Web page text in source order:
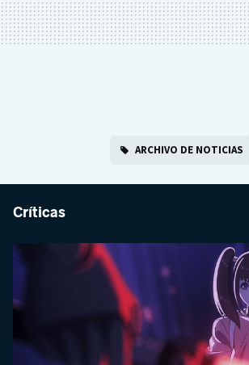
ARCHIVO DE NOTICIAS
Críticas